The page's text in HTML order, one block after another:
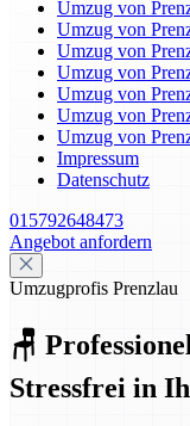
Umzug von
Umzug von
Umzug von
Umzug von
Umzug von
Umzug von
Umzug von
Impressum
Datenschutz
015792648473
Angebot anfordern
Umzugprofis Prenzlau
🪑
Stressfrei in